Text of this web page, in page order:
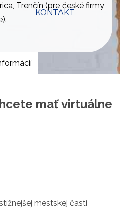
KONTAKT
Trenčín (pre české firmy
mať virtuálne
mestskej časti